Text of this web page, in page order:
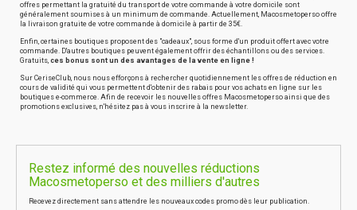
offres permettant la gratuité du transport de votre commande à votre domicile sont
généralement soumises à un minimum de commande. Actuellement, Macosmetoperso offre
la livraison gratuite de votre commande à domicile à partir de 35€.
Enfin, certaines boutiques proposent des "cadeaux", sous forme d'un produit offert avec votre
commande. D'autres boutiques peuvent également offrir des échantillons ou des services.
Gratuits, ces bonus sont un des avantages de la vente en ligne !
Sur CeriseClub, nous nous efforçons à rechercher quotidiennement les offres de réduction en
cours de validité qui vous permettent d'obtenir des rabais pour vos achats en ligne sur les
boutiques e-commerce. Afin de recevoir les nouvelles offres Macosmetoperso ainsi que des
promotions exclusives, n'hésitez pas à vous inscrire à la newsletter.
Restez informé des nouvelles réductions
Macosmetoperso et des milliers d'autres
Recevez directement sans attendre les nouveaux codes promo dès leur publication.